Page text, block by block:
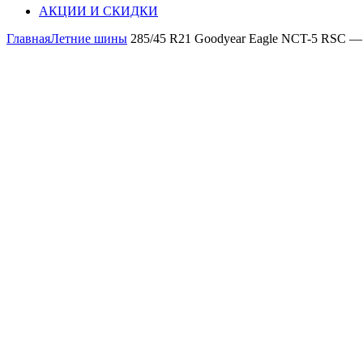
АКЦИИ И СКИДКИ
ГлавнаяЛетние шины 285/45 R21 Goodyear Eagle NCT-5 RSC